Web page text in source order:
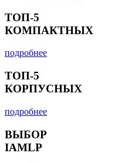
ТОП-5
КОМПАКТНЫХ
подробнее
ТОП-5
КОРПУСНЫХ
подробнее
ВЫБОР
IAMLP